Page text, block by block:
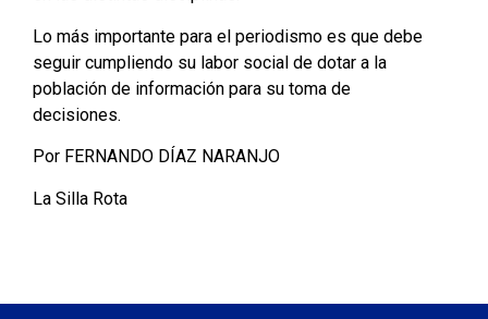
Lo más importante para el periodismo es que debe
seguir cumpliendo su labor social de dotar a la
población de información para su toma de
decisiones.
Por FERNANDO DÍAZ NARANJO
La Silla Rota